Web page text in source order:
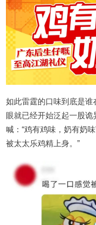
如此雷霆的口味到底是
眼就已经开始泛起一股
喊：“鸡有鸡味，奶有奶
被太太乐鸡精上身。”